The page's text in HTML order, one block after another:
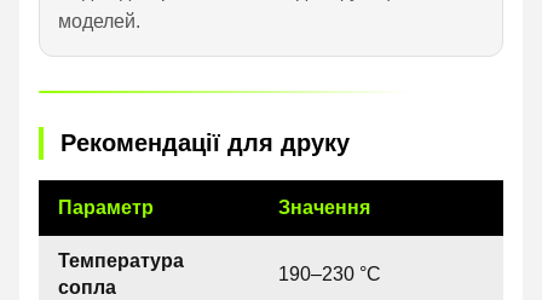
моделей.
Рекомендації для друку
Параметр Значення
Температура
сопла
190–230 °C